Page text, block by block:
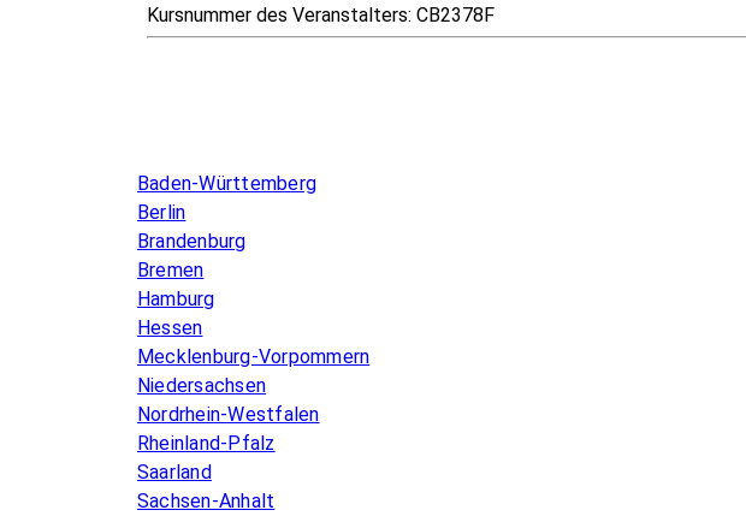
Kursnummer des Veranstalters: CB2378F
Baden-Württemberg
Berlin
Brandenburg
Bremen
Hamburg
Hessen
Mecklenburg-Vorpommern
Niedersachsen
Nordrhein-Westfalen
Rheinland-Pfalz
Saarland
Sachsen-Anhalt